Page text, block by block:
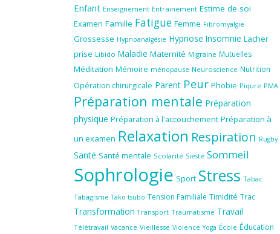
Enfant Enseignement Entrainement Estime de soi
Examen Famille Fatigue Femme Fibromyalgie
Grossesse Hypnoanalgésie Hypnose Insomnie Lacher
prise Libido Maladie Maternité Migraine Mutuelles
Méditation Mémoire ménopause Neuroscience Nutrition
Opération chirurgicale Parent Peur Phobie Piqure PMA
Préparation mentale Préparation
physique Préparation à l'accouchement Préparation à
un examen Relaxation Respiration Rugby
Santé Santé mentale Scolarité Sieste Sommeil
Sophrologie Sport Stress Tabac
Tabagisme Tako tsubo Tension Familiale Timidité Trac
Transformation Transport Traumatisme Travail
Télétravail Vacance Vieillesse Violence Yoga École Éducation